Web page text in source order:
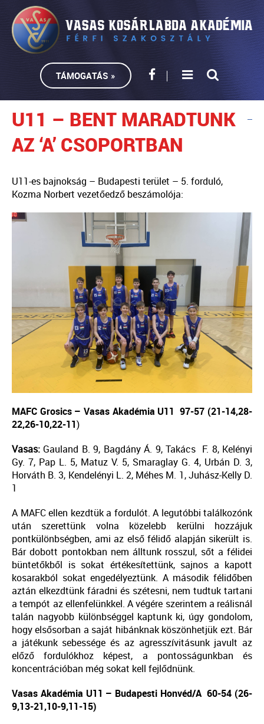
TÁMOGATÁS »
U11 – BENT MARADTUNK
AZ ‘A’ CSOPORTBAN
U11-es bajnokság – Budapesti terület – 5. forduló,
Kozma Norbert vezetőedző beszámolója:
MAFC Grosics – Vasas Akadémia U1197-57 (21-14,28-
22,26-10,22-11)
Vasas: Gauland B. 9, Bagdány Á. 9, Takács F. 8, Kelényi
Gy. 7, Pap L. 5, Matuz V. 5, Smaraglay G. 4, Urbán D. 3,
Horváth B. 3, Kendelényi L. 2, Méhes M. 1, Juhász-Kelly D.
1
A MAFC ellen kezdtük a fordulót. A legutóbbi találkozónk
után szerettünk volna közelebb kerülni hozzájuk
pontkülönbségben, ami az első félidő alapján sikerült is.
Bár dobott pontokban nem álltunk rosszul, sőt a félidei
büntetőkből is sokat értékesítettünk, sajnos a kapott
kosarakból sokat engedélyeztünk. A második félidőben
aztán elkezdtünk fáradni és szétesni, nem tudtuk tartani
a tempót az ellenfelünkkel. A végére szerintem a reálisnál
talán nagyobb különbséggel kaptunk ki, úgy gondolom,
hogy elsősorban a saját hibánknak köszönhetjük ezt. Bár
a játékunk sebessége és az agresszívitásunk javult az
előző fordulókhoz képest, a pontosságunkban és
koncentrációban még sokat kell fejlődnünk.
Vasas Akadémia U11 – Budapesti Honvéd/A60-54 (26-
9,13-21,10-9,11-15)